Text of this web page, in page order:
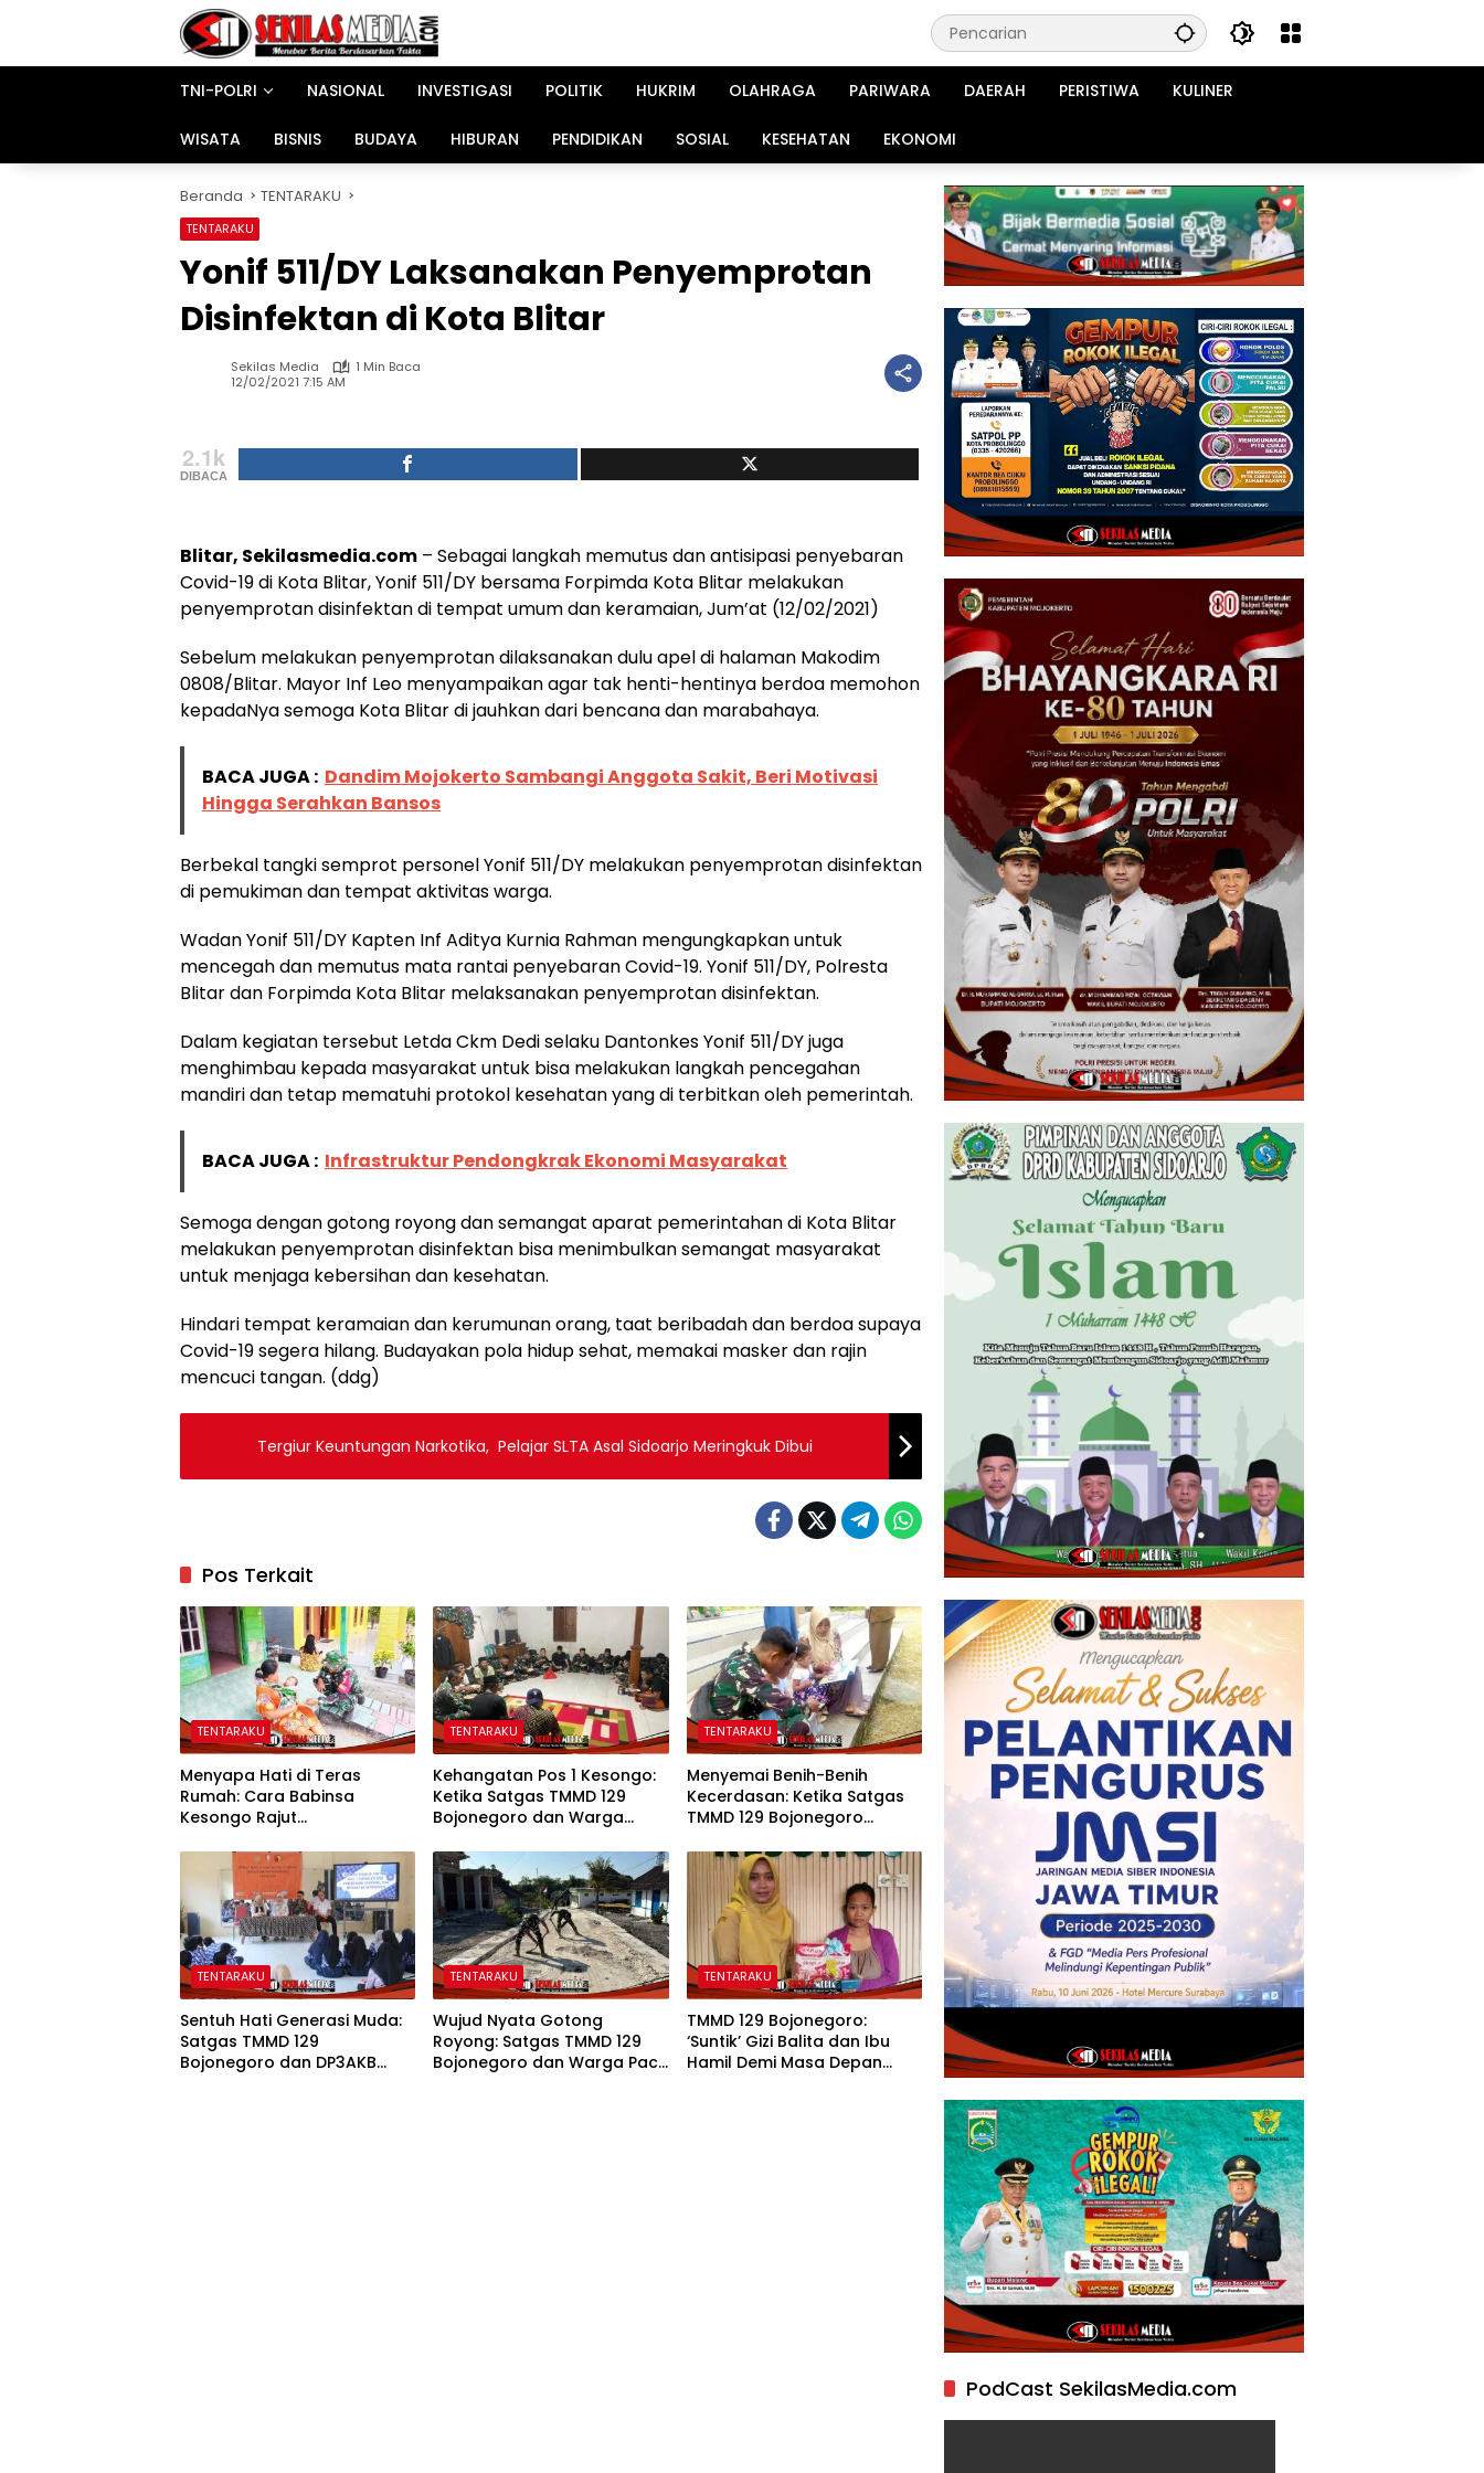
TNI-POLRI
NASIONAL INVESTIGASI POLITIK HUKRIM OLAHRAGA PARIWARA DAERAH PERISTIWA KULINER
WISATA BISNIS BUDAYA HIBURAN PENDIDIKAN SOSIAL KESEHATAN EKONOMI
Beranda TENTARAKU
TENTARAKU
Yonif 511/DY Laksanakan Penyemprotan
Disinfektan di Kota Blitar
Sekilas Media
1 Min Baca
12/02/2021 7:15 AM
2.1k
DIBACA
Blitar, Sekilasmedia.com – Sebagai langkah memutus dan antisipasi penyebaran
Covid-19 di Kota Blitar, Yonif 511/DY bersama Forpimda Kota Blitar melakukan
penyemprotan disinfektan di tempat umum dan keramaian, Jum’at (12/02/2021)
Sebelum melakukan penyemprotan dilaksanakan dulu apel di halaman Makodim
0808/Blitar. Mayor Inf Leo menyampaikan agar tak henti-hentinya berdoa memohon
kepadaNya semoga Kota Blitar di jauhkan dari bencana dan marabahaya.
BACA JUGA : Dandim Mojokerto Sambangi Anggota Sakit, Beri Motivasi
Hingga Serahkan Bansos
Berbekal tangki semprot personel Yonif 511/DY melakukan penyemprotan disinfektan
di pemukiman dan tempat aktivitas warga.
Wadan Yonif 511/DY Kapten Inf Aditya Kurnia Rahman mengungkapkan untuk
mencegah dan memutus mata rantai penyebaran Covid-19. Yonif 511/DY, Polresta
Blitar dan Forpimda Kota Blitar melaksanakan penyemprotan disinfektan.
Dalam kegiatan tersebut Letda Ckm Dedi selaku Dantonkes Yonif 511/DY juga
menghimbau kepada masyarakat untuk bisa melakukan langkah pencegahan
mandiri dan tetap mematuhi protokol kesehatan yang di terbitkan oleh pemerintah.
BACA JUGA : Infrastruktur Pendongkrak Ekonomi Masyarakat
Semoga dengan gotong royong dan semangat aparat pemerintahan di Kota Blitar
melakukan penyemprotan disinfektan bisa menimbulkan semangat masyarakat
untuk menjaga kebersihan dan kesehatan.
Hindari tempat keramaian dan kerumunan orang, taat beribadah dan berdoa supaya
Covid-19 segera hilang. Budayakan pola hidup sehat, memakai masker dan rajin
mencuci tangan. (ddg)
Tergiur Keuntungan Narkotika, Pelajar SLTA Asal Sidoarjo Meringkuk Dibui
Pos Terkait
TENTARAKU
Menyapa Hati di Teras
Rumah: Cara Babinsa
Kesongo Rajut
Bojonegoro
TENTARAKU
Kehangatan Pos 1 Kesongo:
Ketika Satgas TMMD 129
Bojonegoro dan Warga
TENTARAKU
Menyemai Benih-Benih
Kecerdasan: Ketika Satgas
TMMD 129 Bojonegoro
Anak-Anak Kesongo
TENTARAKU
Sentuh Hati Generasi Muda:
Satgas TMMD 129
Bojonegoro dan DP3AKB
TENTARAKU
Wujud Nyata Gotong
Royong: Satgas TMMD 129
Bojonegoro dan Warga Pacu
TENTARAKU
TMMD 129 Bojonegoro:
‘Suntik’ Gizi Balita dan Ibu
Hamil Demi Masa Depan
PodCast SekilasMedia.com